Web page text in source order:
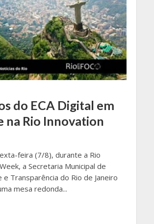
do ECA Digital em
na Rio Innovation
feira (7/8), durante a Rio
a Secretaria Municipal de
Transparência do Rio de Janeiro
mesa redonda...